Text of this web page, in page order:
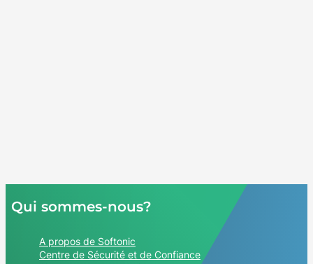
Qui sommes-nous?
A propos de Softonic
Centre de Sécurité et de Confiance